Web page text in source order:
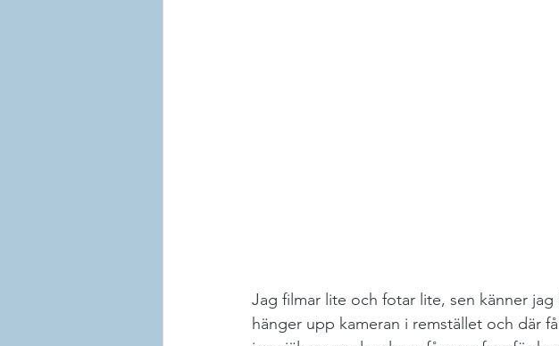
Jag filmar lite och fotar lite, sen känner
hänger upp kameran i remstället och där